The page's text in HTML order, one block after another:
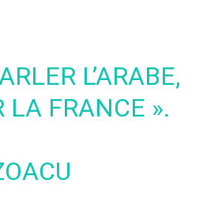
L’ARABE,
LA FRANCE ».